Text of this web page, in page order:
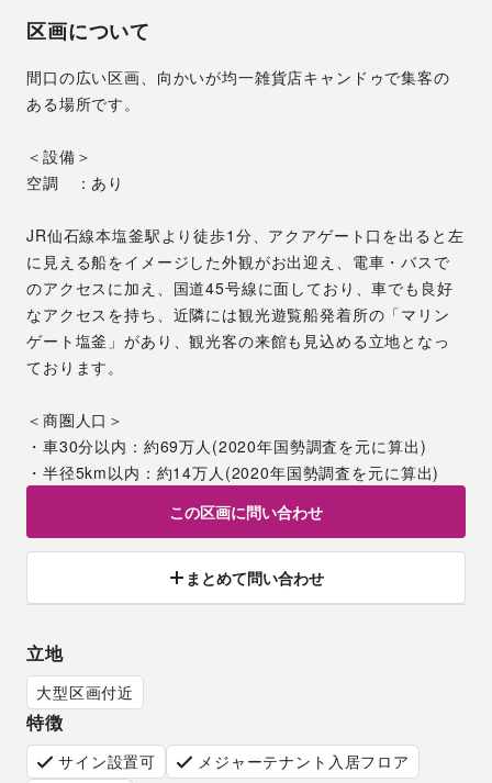
区画について
間口の広い区画、向かいが均一雑貨店キャンドゥで集客の
ある場所です。
＜設備＞
空調　：あり
JR仙石線本塩釜駅より徒歩1分、アクアゲート口を出ると左
に見える船をイメージした外観がお出迎え、電車・バスで
のアクセスに加え、国道45号線に面しており、車でも良好
なアクセスを持ち、近隣には観光遊覧船発着所の「マリン
ゲート塩釜」があり、観光客の来館も見込める立地となっ
ております。
＜商圏人口＞
・車30分以内：約69万人(2020年国勢調査を元に算出)
・半径5km以内：約14万人(2020年国勢調査を元に算出)
この区画に問い合わせ
まとめて問い合わせ
立地
大型区画付近
特徴
サイン設置可
メジャーテナント入居フロア